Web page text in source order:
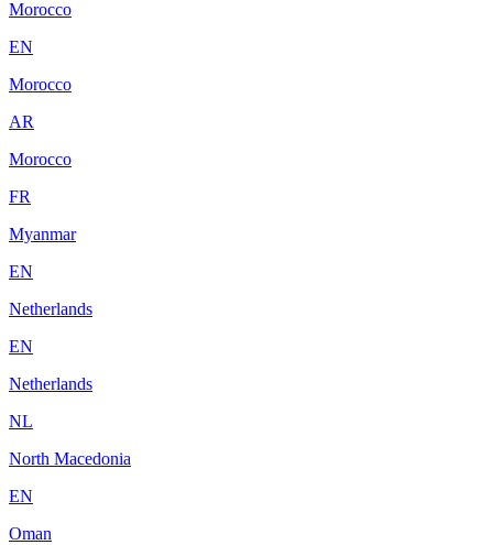
Morocco
EN
Morocco
AR
Morocco
FR
Myanmar
EN
Netherlands
EN
Netherlands
NL
North Macedonia
EN
Oman